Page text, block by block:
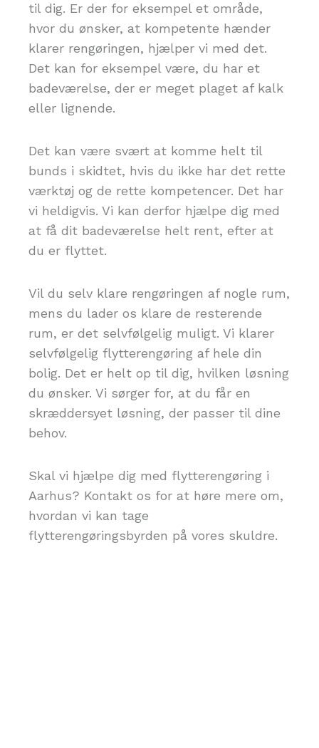
til dig. Er der for eksempel et område,
hvor du ønsker, at kompetente hænder
klarer rengøringen, hjælper vi med det.
Det kan for eksempel være, du har et
badeværelse, der er meget plaget af kalk
eller lignende.
Det kan være svært at komme helt til
bunds i skidtet, hvis du ikke har det rette
værktøj og de rette kompetencer. Det har
vi heldigvis. Vi kan derfor hjælpe dig med
at få dit badeværelse helt rent, efter at
du er flyttet.
Vil du selv klare rengøringen af nogle rum,
mens du lader os klare de resterende
rum, er det selvfølgelig muligt. Vi klarer
selvfølgelig flytterengøring af hele din
bolig. Det er helt op til dig, hvilken løsning
du ønsker. Vi sørger for, at du får en
skræddersyet løsning, der passer til dine
behov.
Skal vi hjælpe dig med flytterengøring i
Aarhus? Kontakt os for at høre mere om,
hvordan vi kan tage
flytterengøringsbyrden på vores skuldre.